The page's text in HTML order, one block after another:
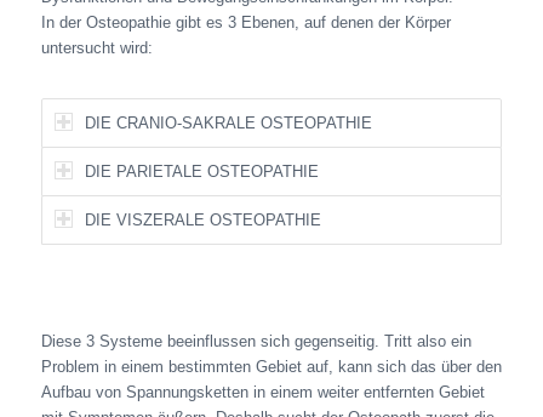
In der Osteopathie gibt es 3 Ebenen, auf denen der Körper
untersucht wird:
DIE CRANIO-SAKRALE OSTEOPATHIE
DIE PARIETALE OSTEOPATHIE
DIE VISZERALE OSTEOPATHIE
Diese 3 Systeme beeinflussen sich gegenseitig. Tritt also ein
Problem in einem bestimmten Gebiet auf, kann sich das über den
Aufbau von Spannungsketten in einem weiter entfernten Gebiet